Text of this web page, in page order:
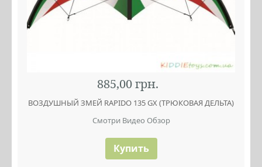
885,00 грн.
ВОЗДУШНЫЙ ЗМЕЙ RAPIDO 135 GX (ТРЮКОВАЯ ДЕЛЬТА)
Смотри Видео Обзор
Купить